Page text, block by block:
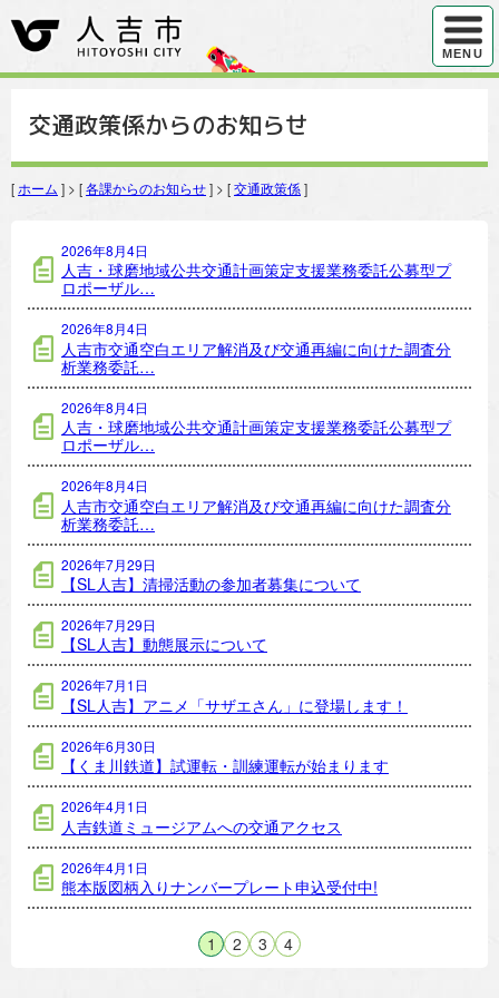
ハンバ
MENU
交通政策係からのお知らせ
[ ホーム ] > [各課からのお知らせ] > [交通政策係]
交通政策係の記事一覧
2026年8月4日
人吉・球磨地域公共交通計画策定支援業務委託公募型プ
ロポーザル…
2026年8月4日
人吉市交通空白エリア解消及び交通再編に向けた調査分
析業務委託…
2026年8月4日
人吉・球磨地域公共交通計画策定支援業務委託公募型プ
ロポーザル…
2026年8月4日
人吉市交通空白エリア解消及び交通再編に向けた調査分
析業務委託…
2026年7月29日
【SL人吉】清掃活動の参加者募集について
2026年7月29日
【SL人吉】動態展示について
2026年7月1日
【SL人吉】アニメ「サザエさん」に登場します！
2026年6月30日
【くま川鉄道】試運転・訓練運転が始まります
2026年4月1日
人吉鉄道ミュージアムへの交通アクセス
2026年4月1日
熊本版図柄入りナンバープレート申込受付中!
1 2 3 4